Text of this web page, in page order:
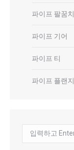
파이프 팔꿈치
파이프 기어
파이프 티
파이프 플랜지
색: